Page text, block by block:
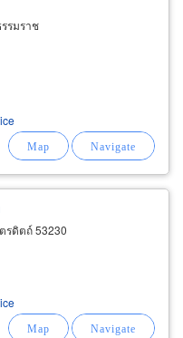
รมราช
รดิตถ์ 53230